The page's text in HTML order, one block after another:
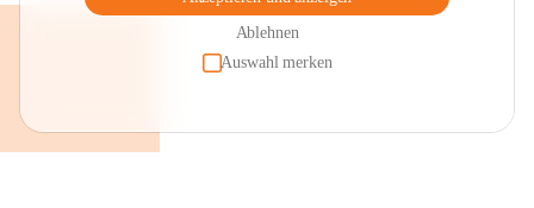
Ablehnen
Auswahl merken